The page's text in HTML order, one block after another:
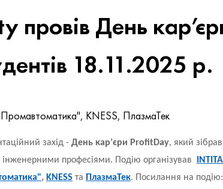
провів День
18.11.2025 р.
KNESS, ПлазмаТек
захід - День кар’єри ProfitDay, який
інженерними професіями. Подію організував
, KNESS та ПлазмаТек. Посилання на подію: